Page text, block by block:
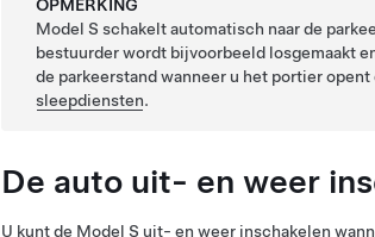
OPMERKING
Model S schakelt automatisch naar de
bestuurder wordt bijvoorbeeld losgemaakt
de parkeerstand wanneer u het portier
sleepdiensten.
De auto uit- en weer
U kunt de Model S uit- en weer inschakelen